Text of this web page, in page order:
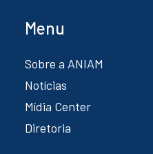
Menu
Sobre a ANIAM
Notícias
Mídia Center
Diretoria